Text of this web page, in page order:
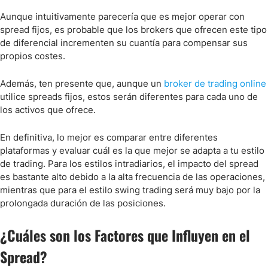
Aunque intuitivamente parecería que es mejor operar con
spread fijos, es probable que los brokers que ofrecen este tipo
de diferencial incrementen su cuantía para compensar sus
propios costes.
Además, ten presente que, aunque un broker de trading online
utilice spreads fijos, estos serán diferentes para cada uno de
los activos que ofrece.
En definitiva, lo mejor es comparar entre diferentes
plataformas y evaluar cuál es la que mejor se adapta a tu estilo
de trading. Para los estilos intradiarios, el impacto del spread
es bastante alto debido a la alta frecuencia de las operaciones,
mientras que para el estilo swing trading será muy bajo por la
prolongada duración de las posiciones.
¿Cuáles son los Factores que Influyen en el
Spread?